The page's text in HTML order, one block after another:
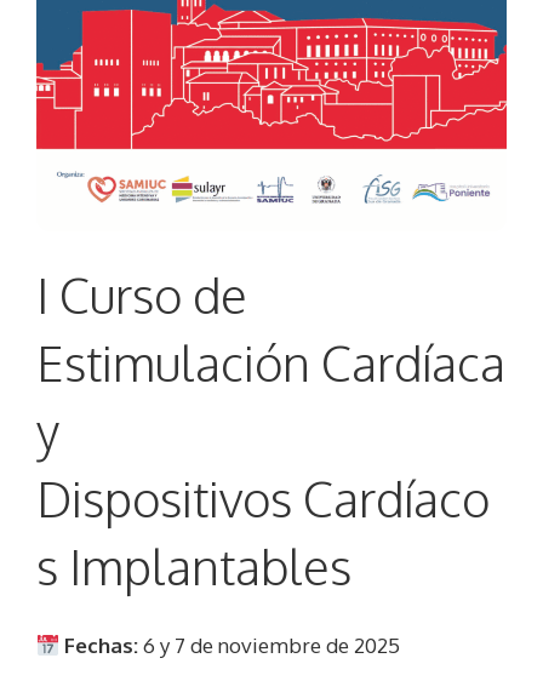
I Curso de
Estimulación Cardíaca
y
Dispositivos Cardíaco
s Implantables
Fechas:6 y 7 de noviembre de 2025